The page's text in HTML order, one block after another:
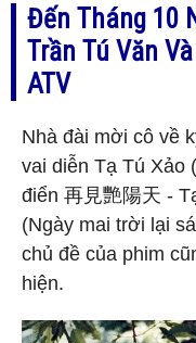
Đến Tháng 10
Trần Tú Văn
ATV
Nhà đài mời cô về
vai diễn Tạ Tú Xảo
điển 再見艷陽天 -
(Ngày mai trời lại
chủ đề của phim
hiện.